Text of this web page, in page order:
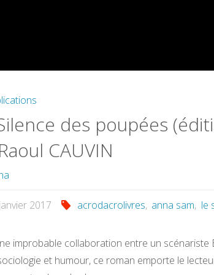
des poupées
CAUVIN
2017 acrodacrolivres, anna sam, le
improbable collaboration entre un
et humour, ce roman emporte le